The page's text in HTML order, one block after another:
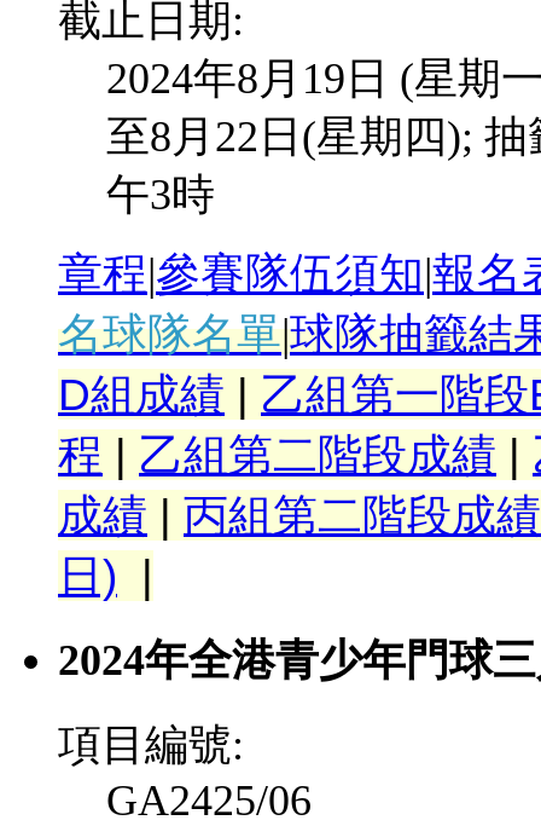
截止日期:
2024年8月19日 (星期
至8月22日(星期四);
午3時
章程|參賽隊伍須知|報名
名球隊名單|球隊抽籤結
D組成績 | 乙組第一階
程 | 乙組第二階段成績 |
成績 | 丙組第二階段成績
日) |
2024年全港青少年門球
項目編號:
GA2425/06